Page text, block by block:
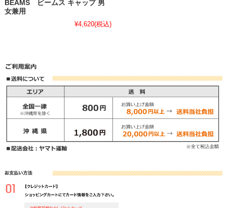
BEAMS ビームス キャップ 男
女兼用
¥4,620(税込)